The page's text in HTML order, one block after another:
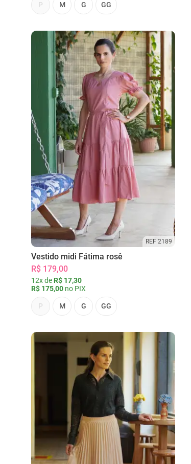
P M G GG
REF 2189
Vestido midi Fátima rosê
R$ 179,00
12x de R$ 17,30
R$ 175,00 no PIX
P M G GG